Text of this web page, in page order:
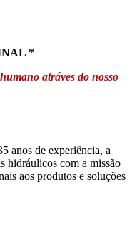
*
atráves do nosso
anos de experiência, a
hidráulicos com a missão
aos produtos e soluções